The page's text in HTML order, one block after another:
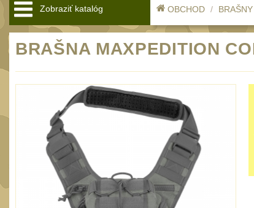
Zobraziť katalóg OBCHOD
BRAŠNA MAXPEDITION